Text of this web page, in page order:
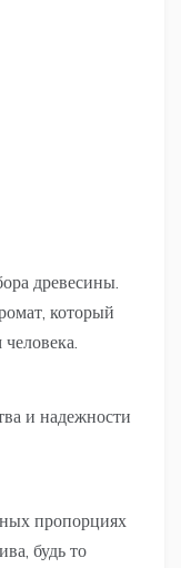
древесины.
который
и надежности
пропорциях
будь то